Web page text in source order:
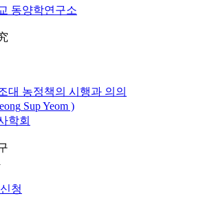
동양학연구소
대 농정책의 시행과 의의
Sup Yeom )
학회
청